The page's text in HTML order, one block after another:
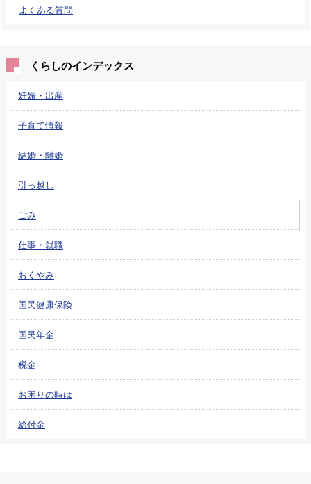
よくある質問
くらしのインデックス
妊娠・出産
子育て情報
結婚・離婚
引っ越し
ごみ
仕事・就職
おくやみ
国民健康保険
国民年金
税金
お困りの時は
給付金